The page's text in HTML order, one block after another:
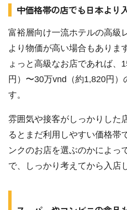
中価格帯の店でも日本より
富裕層向け一流ホテルの高級
より物価が高い場合もありま
ょっと高級なお店であれば、
円）〜30万vnd（約1,820円）
す。
雰囲気や接客がしっかりした
るとまだ利用しやすい価格帯
ンクのお店を選ぶのかによっ
で、しっかり考えてから入店